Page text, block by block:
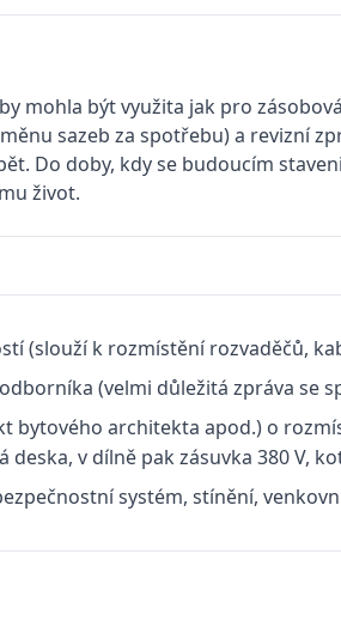
mohla být využita jak pro
sazeb za spotřebu) a revizní
Do doby, kdy se budoucím
život.
(slouží k rozmístění rozvaděčů,
­(velmi důležitá zpráva se
bytového architekta apod.) o
v dílně pak zásuvka 380 V,
systém, stínění,